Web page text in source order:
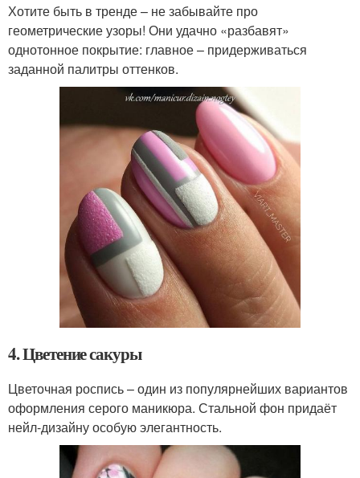
Хотите быть в тренде – не забывайте про
геометрические узоры! Они удачно «разбавят»
однотонное покрытие: главное – придерживаться
заданной палитры оттенков.
4. Цветение сакуры
Цветочная роспись – один из популярнейших вариантов
оформления серого маникюра. Стальной фон придаёт
нейл-дизайну особую элегантность.